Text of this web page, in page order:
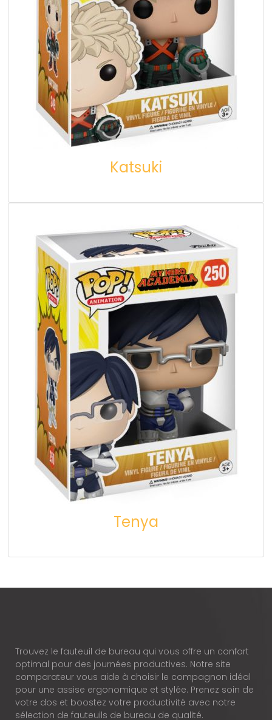
Katsuki
Tenya
Trouvez le fauteuil de bureau qui vous offre un confort
optimal pour des journées productives. Notre site
comparateur vous aide à choisir le compagnon idéal
pour une assise ergonomique et stylée. Prenez soin de
votre dos et boostez votre productivité avec notre
sélection de fauteuils de bureau de qualité.